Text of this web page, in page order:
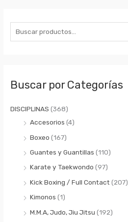
s
r
o
Buscar por Categorías
DISCIPLINAS (368)
Accesorios (4)
Boxeo (167)
Guantes y Guantillas (110)
Karate y Taekwondo (97)
Kick Boxing / Full Contact (207)
Kimonos (1)
M.M.A, Judo, Jiu Jitsu (192)
e
o
í
e
o